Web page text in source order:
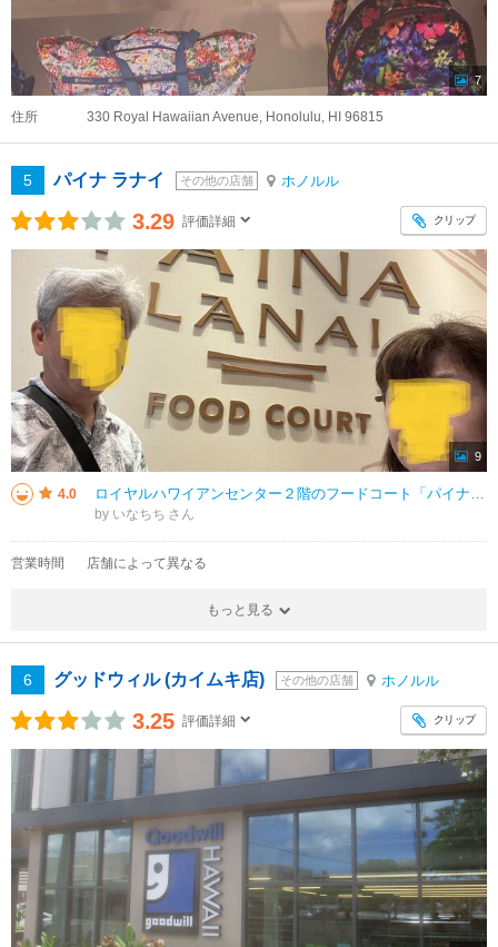
7
住所 330 Royal Hawaiian Avenue, Honolulu, HI 96815
5 パイナ ラナイ その他の店舗 ホノルル
3.29 評価詳細 クリップ
9
4.0
by いなちち
営業時間 店舗によって異なる
もっと見る
6 グッドウィル (カイムキ店) その他の店舗 ホノルル
3.25 評価詳細 クリップ